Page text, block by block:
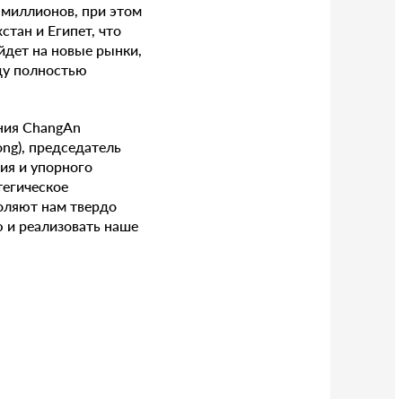
при этом
и Египет, что
на новые рынки,
полностью
ChangAn
председатель
и упорного
нам твердо
реализовать наше